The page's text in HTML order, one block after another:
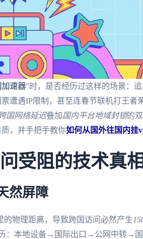
速器"时，是否经历过这样的场景：
遭遇IP限制，甚至连春节联机打王者
国网络延迟叠加国内平台地域封锁的
，并手把手教你如何从国外往国内挂
受阻的技术真相
然屏障
的物理距离，导致跨国访问必然产生
：本地设备→国际出口→公网中转→